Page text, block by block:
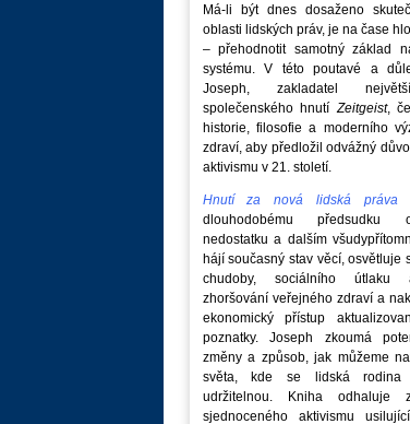
Má-li být dnes dosaženo
oblasti lidských práv, je na čase
– přehodnotit samotný základ
systému. V této poutavé a
Joseph, zakladatel
společenského hnutí Zeitgeist,
historie, filosofie a moderního
zdraví, aby předložil odvážný
aktivismu v 21. století.
Hnutí za nová lidská práva
dlouhodobému předsudku
nedostatku a dalším
hájí současný stav věcí, osvětluje
chudoby, sociálního útlaku
zhoršování veřejného zdraví a
ekonomický přístup
poznatky. Joseph zkoumá
změny a způsob, jak můžeme
světa, kde se lidská rodina
udržitelnou. Kniha odhaluje
sjednoceného aktivismu